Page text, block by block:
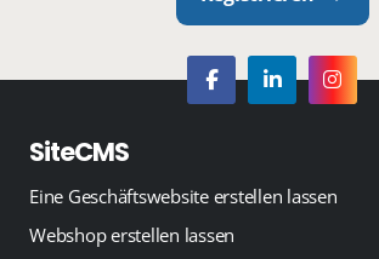
SiteCMS
Eine Geschäftswebsite erstellen lassen
Webshop erstellen lassen